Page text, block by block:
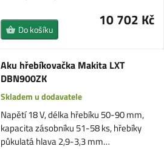
10 702 Kč
Do košíku
Aku hřebíkovačka Makita LXT
DBN900ZK
Skladem u dodavatele
Napětí 18 V, délka hřebíku 50-90 mm,
kapacita zásobníku 51-58 ks, hřebíky
půkulatá hlava 2,9-3,3 mm…